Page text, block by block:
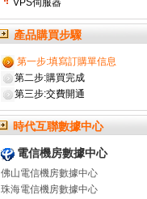
VPS伺服器
產品購買步驟
第一步:填寫訂購單信息
第二步:購買完成
第三步:交費開通
時代互聯數據中心
電信機房數據中心
佛山電信機房數據中心
珠海電信機房數據中心